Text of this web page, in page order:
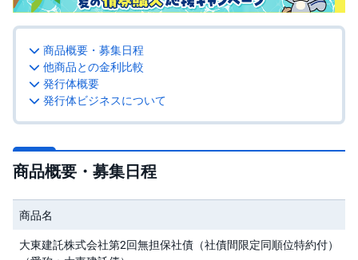
S
株
オ
プ
シ
ョ
ン
先
物
・
オ
シ
ョ
ン
商品概要・募集日程
他商品との金利比較
発行体概要
発行体ビジネスについて
商品概要・募集日程
商品名
大東建託株式会社第2回無担保社債（社債間限定同順位特約付）